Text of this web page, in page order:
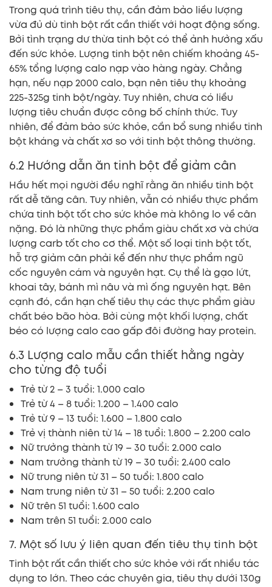
Trong quá trình tiêu thụ, cần đảm bảo liều lượng
vừa đủ dù tinh bột rất cần thiết với hoạt động sống.
Bởi tình trạng dư thừa tinh bột có thể ảnh hưởng xấu
đến sức khỏe. Lượng tinh bột nên chiếm khoảng 45-
65% tổng lượng calo nạp vào hàng ngày. Chẳng
hạn, nếu nạp 2000 calo, bạn nên tiêu thụ khoảng
225-325g tinh bột/ngày. Tuy nhiên, chưa có liều
lượng tiêu chuẩn được công bố chính thức. Tuy
nhiên, để đảm bảo sức khỏe, cần bổ sung nhiều tinh
bột kháng và chất xơ so với tinh bột thông thường.
6.2 Hướng dẫn ăn tinh bột để giảm cân
Hầu hết mọi người đều nghĩ rằng ăn nhiều tinh bột
rất dễ tăng cân. Tuy nhiên, vẫn có nhiều thực phẩm
chứa tinh bột tốt cho sức khỏe mà không lo về cân
nặng. Đó là những thực phẩm giàu chất xơ và chứa
lượng carb tốt cho cơ thể. Một số loại tinh bột tốt,
hỗ trợ giảm cân phải kể đến như thực phẩm ngũ
cốc nguyên cám và nguyên hạt. Cụ thể là gạo lứt,
khoai tây, bánh mì nâu và mì ống nguyên hạt. Bên
cạnh đó, cần hạn chế tiêu thụ các thực phẩm giàu
chất béo bão hòa. Bởi cùng một khối lượng, chất
béo có lượng calo cao gấp đôi đường hay protein.
6.3 Lượng calo mẫu cần thiết hằng ngày
cho từng độ tuổi
Trẻ từ 2 – 3 tuổi: 1.000 calo
Trẻ từ 4 – 8 tuổi: 1.200 – 1.400 calo
Trẻ từ 9 – 13 tuổi: 1.600 – 1.800 calo
Trẻ vị thành niên từ 14 – 18 tuổi: 1.800 – 2.200 calo
Nữ trưởng thành từ 19 – 30 tuổi: 2.000 calo
Nam trưởng thành từ 19 – 30 tuổi: 2.400 calo
Nữ trung niên từ 31 – 50 tuổi: 1.800 calo
Nam trung niên từ 31 – 50 tuổi: 2.200 calo
Nữ trên 51 tuổi: 1.600 calo
Nam trên 51 tuổi: 2.000 calo
7. Một số lưu ý liên quan đến tiêu thụ tinh bột
Tinh bột rất cần thiết cho sức khỏe với rất nhiều tác
dụng to lớn. Theo các chuyên gia, tiêu thụ dưới 130g